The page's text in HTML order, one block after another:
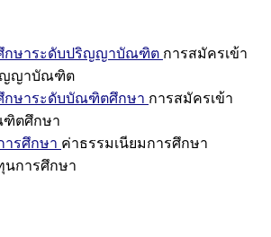
กษาระดับปริญญาบัณฑิต การสมัครเข้า
ญญาบัณฑิต
กษาระดับบัณฑิตศึกษา การสมัครเข้า
ฑิตศึกษา
ารศึกษา ค่าธรรมเนียมการศึกษา
นการศึกษา